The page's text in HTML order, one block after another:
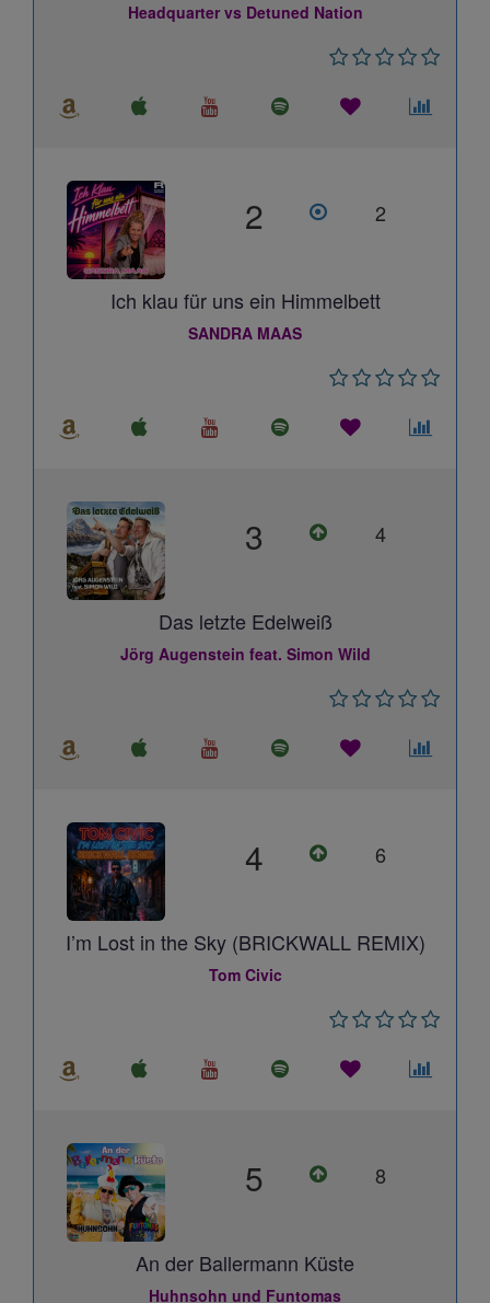
Headquarter vs Detuned Nation
2 2
Ich klau für uns ein Himmelbett
SANDRA MAAS
3 4
Das letzte Edelweiß
Jörg Augenstein feat. Simon Wild
4 6
I’m Lost in the Sky (BRICKWALL REMIX)
Tom Civic
5 8
An der Ballermann Küste
Huhnsohn und Funtomas